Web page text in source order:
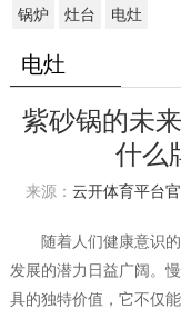
锅炉 灶台 电灶
电灶
紫砂锅的未
什么
来源： 云开体育平台
随着人们健康意识的
发展的潜力日益广阔。
具的独特价值，它不仅